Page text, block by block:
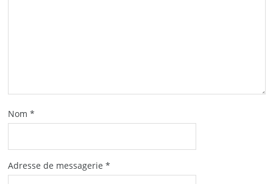
Nom *
Adresse de messagerie *